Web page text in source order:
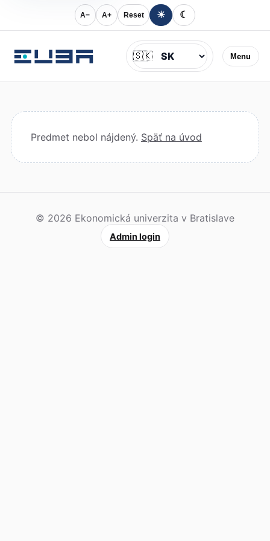
A− A+ Reset ☀ ☾
Menu
Jazyk
🇸🇰
Predmet nebol nájdený. Späť na úvod
© 2026 Ekonomická univerzita v Bratislave
Admin login